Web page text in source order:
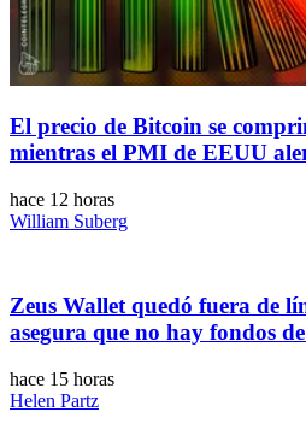
El precio de Bitcoin se
mientras el PMI de EEUU
hace 12 horas
William Suberg
Zeus Wallet quedó fuera de
asegura que no hay fondos
hace 15 horas
Helen Partz